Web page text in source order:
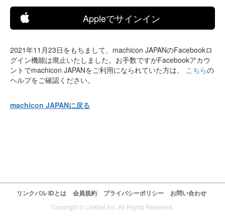
Appleでサインイン
2021年11月23日をもちまして、machicon JAPANのFacebookロ
グイン機能は廃止いたしました。お手数ですがFacebookアカウ
ントでmachicon JAPANをご利用になられていた方は、 こちらの
ヘルプをご確認ください。
machicon JAPANに戻る
リンクバル IDとは 会員規約 プライバシーポリシー お問い合わせ
Copyright © Linkbal Inc. All Rights Reserved.